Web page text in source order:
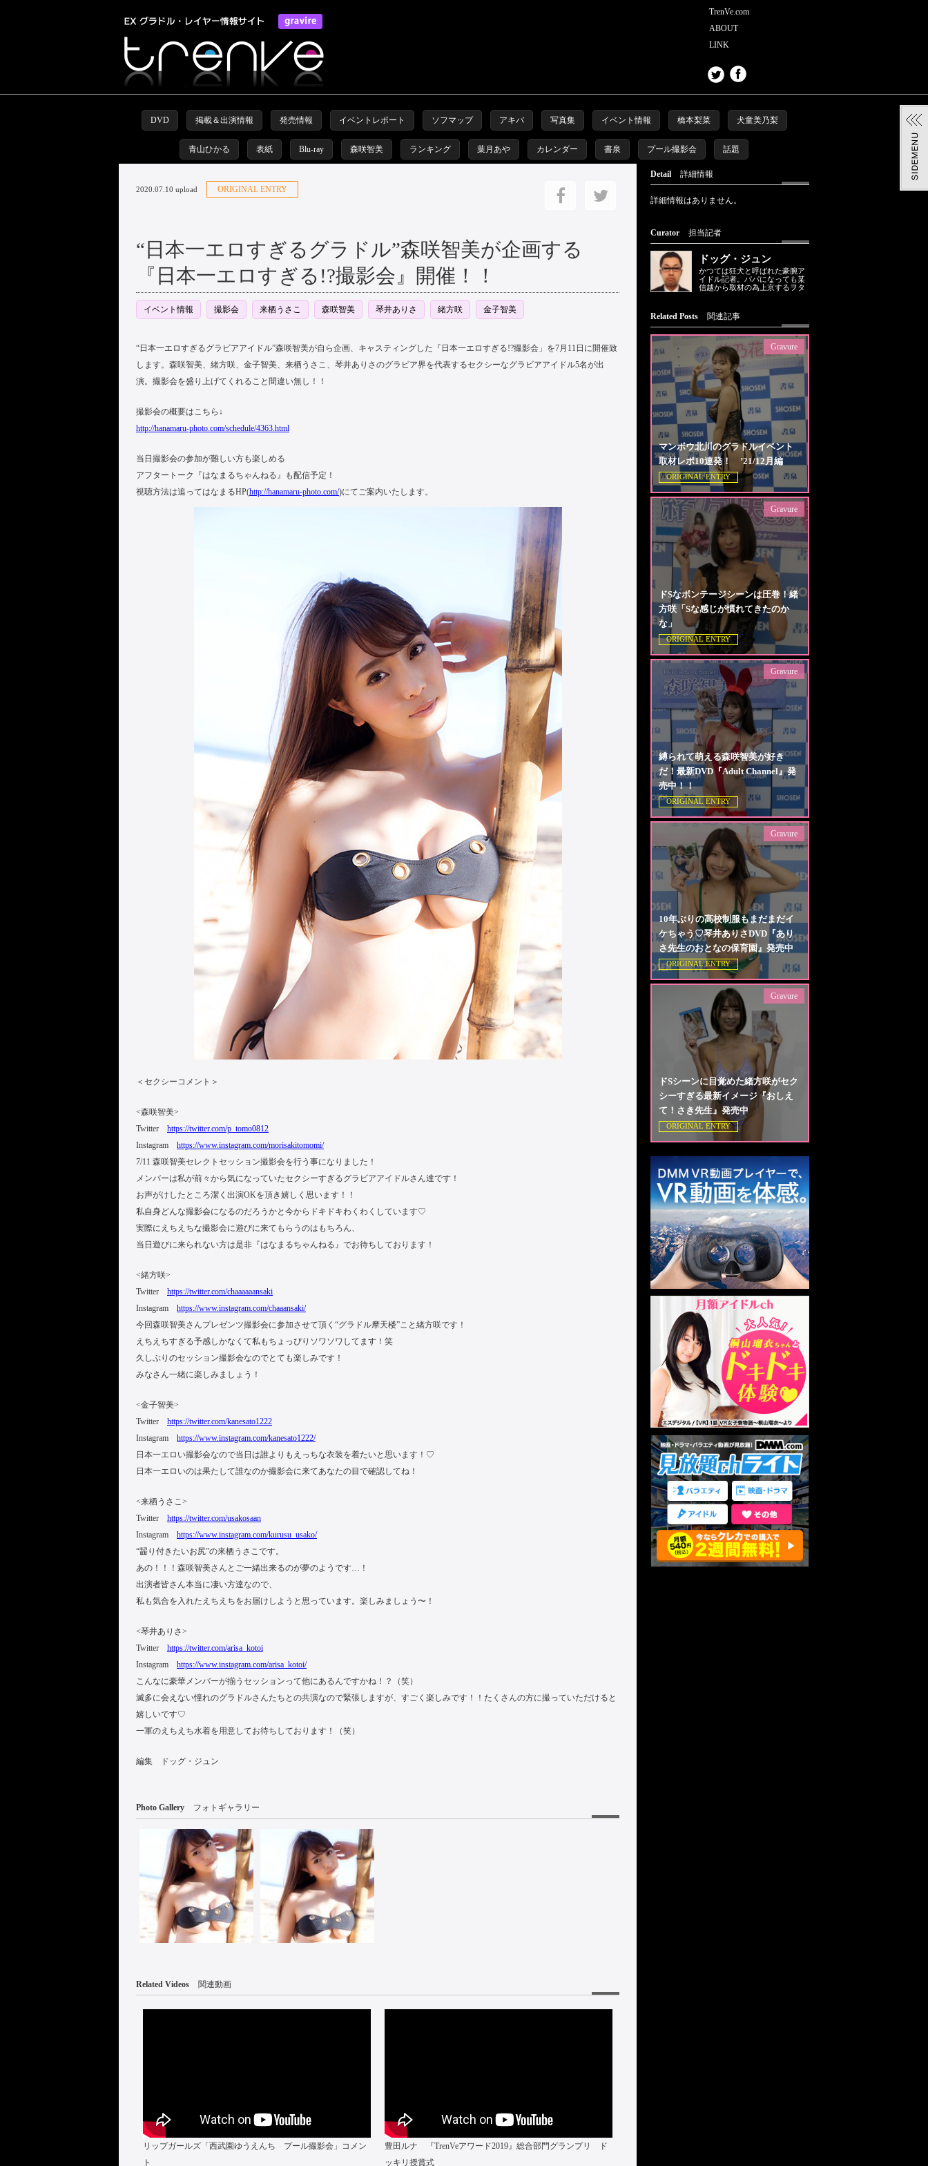
TrenVe.com
ABOUT
LINK
DVD 掲載＆出演情報 発売情報 イベントレポート ソフマップ アキバ 写真集 イベント情報 橋本梨菜 犬童美乃梨
青山ひかる 表紙 Blu-ray 森咲智美 ランキング 葉月あや カレンダー 書泉 プール撮影会 話題
2020.07.10 upload ORIGINAL ENTRY
“日本一エロすぎるグラドル”森咲智美が企画する
『日本一エロすぎる!?撮影会』開催！！
イベント情報 撮影会 来栖うさこ 森咲智美 琴井ありさ 緒方咲 金子智美
“日本一エロすぎるグラビアアイドル”森咲智美が自ら企画、キャスティングした『日本一エロすぎる!?撮影会」を7月11日に開催致
します。森咲智美、緒方咲、金子智美、来栖うさこ、琴井ありさのグラビア界を代表するセクシーなグラビアアイドル5名が出
演。撮影会を盛り上げてくれること間違い無し！！
撮影会の概要はこちら↓
http://hanamaru-photo.com/schedule/4363.html
当日撮影会の参加が難しい方も楽しめる
アフタートーク『はなまるちゃんねる』も配信予定！
視聴方法は追ってはなまるHP(http://hanamaru-photo.com/)にてご案内いたします。
＜セクシーコメント＞
<森咲智美>
Twitter https://twitter.com/p_tomo0812
Instagram https://www.instagram.com/morisakitomomi/
7/11 森咲智美セレクトセッション撮影会を行う事になりました！
メンバーは私が前々から気になっていたセクシーすぎるグラビアアイドルさん達です！
お声がけしたところ潔く出演OKを頂き嬉しく思います！！
私自身どんな撮影会になるのだろうかと今からドキドキわくわくしています♡
実際にえちえちな撮影会に遊びに来てもらうのはもちろん、
当日遊びに来られない方は是非『はなまるちゃんねる』でお待ちしております！
<緒方咲>
Twitter https://twitter.com/chaaaaaansaki
Instagram https://www.instagram.com/chaaansaki/
今回森咲智美さんプレゼンツ撮影会に参加させて頂く“グラドル摩天楼”こと緒方咲です！
えちえちすぎる予感しかなくて私もちょっぴりソワソワしてます！笑
久しぶりのセッション撮影会なのでとても楽しみです！
みなさん一緒に楽しみましょう！
<金子智美>
Twitter https://twitter.com/kanesato1222
Instagram https://www.instagram.com/kanesato1222/
日本一エロい撮影会なので当日は誰よりもえっちな衣装を着たいと思います！♡
日本一エロいのは果たして誰なのか撮影会に来てあなたの目で確認してね！
<来栖うさこ>
Twitter https://twitter.com/usakosaan
Instagram https://www.instagram.com/kurusu_usako/
“齧り付きたいお尻”の来栖うさこです。
あの！！！森咲智美さんとご一緒出来るのが夢のようです…！
出演者皆さん本当に凄い方達なので、
私も気合を入れたえちえちをお届けしようと思っています。楽しみましょう〜！
<琴井ありさ>
Twitter https://twitter.com/arisa_kotoi
Instagram https://www.instagram.com/arisa_kotoi/
こんなに豪華メンバーが揃うセッションって他にあるんですかね！？（笑）
滅多に会えない憧れのグラドルさんたちとの共演なので緊張しますが、すごく楽しみです！！たくさんの方に撮っていただけると
嬉しいです♡
一軍のえちえち水着を用意してお待ちしております！（笑）
編集 ドッグ・ジュン
Photo Gallery フォトギャラリー
Related Videos 関連動画
リップガールズ「西武園ゆうえんち プール撮影会」コメン
ト
豊田ルナ 『TrenVeアワード2019』総合部門グランプリ ド
ッキリ授賞式
Detail 詳細情報
詳細情報はありません。
Curator 担当記者
ドッグ・ジュン
かつては狂犬と呼ばれた豪腕ア
イドル記者。パパになっても某
信越から取材の為上京するヲタ
Related Posts 関連記事
マンボウ北川のグラドルイベント
取材レポ10連発！ ’21/12月編
ORIGINAL ENTRY
Gravure
ドSなボンテージシーンは圧巻！緒
方咲「Sな感じが慣れてきたのか
な」
ORIGINAL ENTRY
Gravure
縛られて萌える森咲智美が好き
だ！最新DVD『Adult Channel』発
売中！！
ORIGINAL ENTRY
Gravure
10年ぶりの高校制服もまだまだイ
ケちゃう♡琴井ありさDVD『あり
さ先生のおとなの保育園』発売中
ORIGINAL ENTRY
Gravure
ドSシーンに目覚めた緒方咲がセク
シーすぎる最新イメージ『おしえ
て！さき先生』発売中
ORIGINAL ENTRY
Gravure